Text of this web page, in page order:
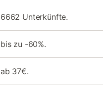
6662 Unterkünfte.
bis zu -60%.
ab 37€.